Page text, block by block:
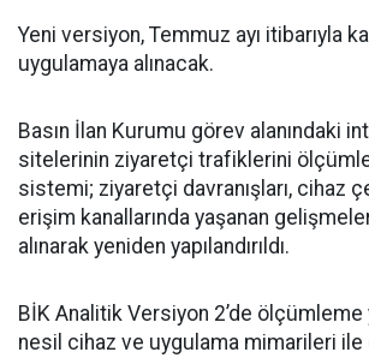
Yeni versiyon, Temmuz ayı itibarıyla
uygulamaya alınacak.
Basın İlan Kurumu görev alanındaki
sitelerinin ziyaretçi trafiklerini
sistemi; ziyaretçi davranışları, cihaz
erişim kanallarında yaşanan
alınarak yeniden yapılandırıldı.
BİK Analitik Versiyon 2’de
nesil cihaz ve uygulama mimarileri